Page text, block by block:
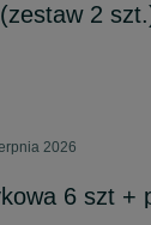
(zestaw 2
2026
6 szt +